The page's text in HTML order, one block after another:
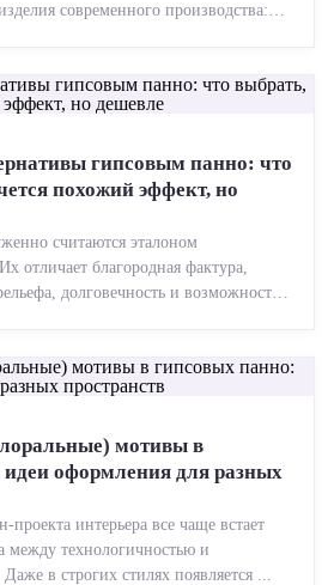
современного производства:
гипсовым панно: что
похожий эффект, но
считаются эталоном
отличает благородная фактура,
долговечность и возможность
мотивы в
оформления для разных
проекта интерьера все чаще встает
между технологичностью и
в строгих стилях появляется ...